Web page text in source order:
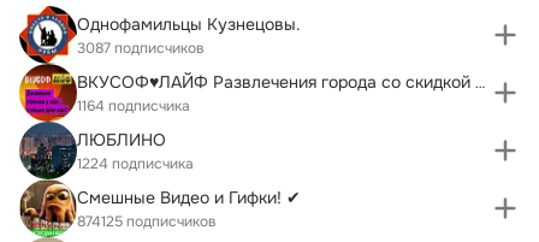
Однофамильцы Кузнецовы.
3087 подписчиков
ВКУСОФ♥ЛАЙФ Развлечения города со скидкой до 90%
1164 подписчика
ЛЮБЛИНО
1224 подписчика
Смешные Видео и Гифки! ✔
874125 подписчиков